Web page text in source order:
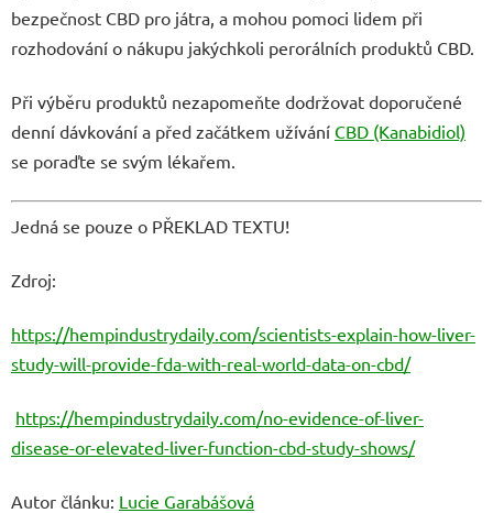
bezpečnost CBD pro játra, a mohou pomoci lidem při
rozhodování o nákupu jakýchkoli perorálních produktů CBD.
Při výběru produktů nezapomeňte dodržovat doporučené
denní dávkování a před začátkem užívání CBD (Kanabidiol)
se poraďte se svým lékařem.
Jedná se pouze o PŘEKLAD TEXTU!
Zdroj:
https://hempindustrydaily.com/scientists-explain-how-liver-
study-will-provide-fda-with-real-world-data-on-cbd/
https://hempindustrydaily.com/no-evidence-of-liver-
disease-or-elevated-liver-function-cbd-study-shows/
Autor článku: Lucie Garabášová